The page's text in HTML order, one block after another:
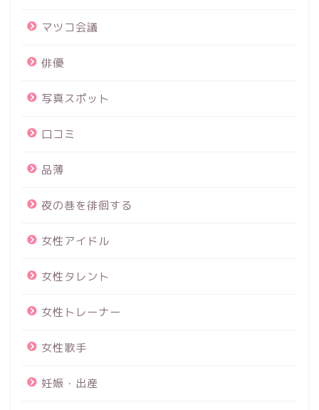
マツコ会議
俳優
写真スポット
口コミ
品薄
夜の巷を徘徊する
女性アイドル
女性タレント
女性トレーナー
女性歌手
妊娠・出産